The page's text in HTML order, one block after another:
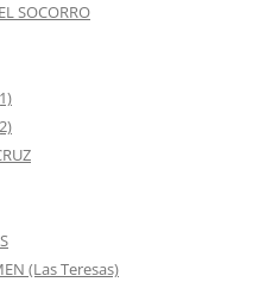
SOCORRO
(Las Teresas)